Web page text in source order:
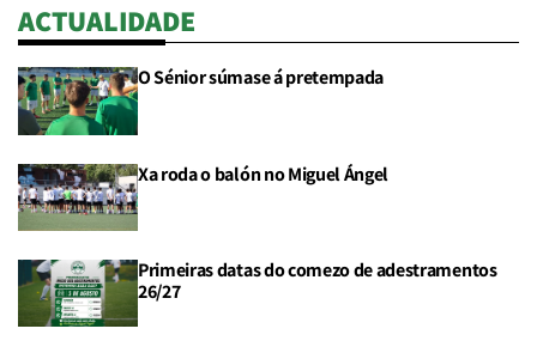
ACTUALIDADE
O Sénior súmase á pretempada
Xa roda o balón no Miguel Ángel
Primeiras datas do comezo de adestramentos
26/27